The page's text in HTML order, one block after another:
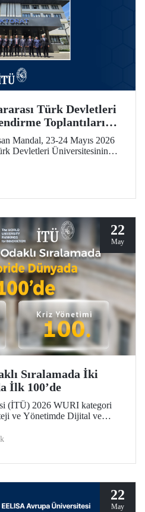
Türk Devletleri
Toplantıları
Mandal, 23-24 Mayıs 2026
Devletleri Üniversitesinin
22
May
Sıralamada İki
İlk 100’de
(İTÜ) 2026 WURI kategori
ve Yönetimde Dijital ve
22
May